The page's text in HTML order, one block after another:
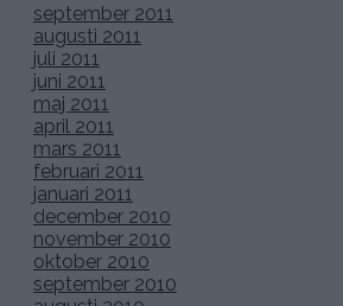
september 2011
augusti 2011
juli 2011
juni 2011
maj 2011
april 2011
mars 2011
februari 2011
januari 2011
december 2010
november 2010
oktober 2010
september 2010